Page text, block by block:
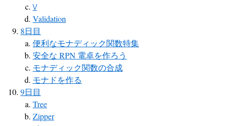
\/
Validation
8日目
便利なモナディック関数特集
安全な RPN 電卓を作ろう
モナディック関数の合成
モナドを作る
9日目
Tree
Zipper